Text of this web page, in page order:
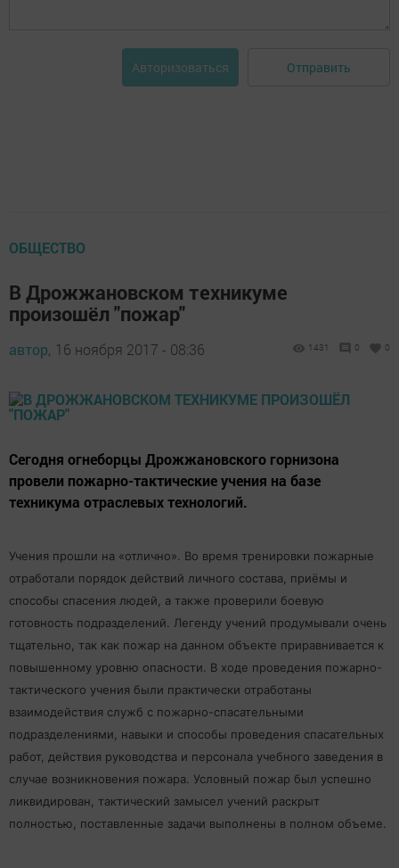
Авторизоваться Отправить
ОБЩЕСТВО
В Дрожжановском техникуме
произошёл "пожар"
автор, 16 ноября 2017 - 08:36 1431 0 0
Сегодня огнеборцы Дрожжановского горнизона
провели пожарно-тактические учения на базе
техникума отраслевых технологий.
Учения прошли на «отлично». Во время тренировки пожарные
отработали порядок действий личного состава, приёмы и
способы спасения людей, а также проверили боевую
готовность подразделений. Легенду учений продумывали очень
тщательно, так как пожар на данном объекте приравнивается к
повышенному уровню опасности. В ходе проведения пожарно-
тактического учения были практически отработаны
взаимодействия служб с пожарно-спасательными
подразделениями, навыки и способы проведения спасательных
работ, действия руководства и персонала учебного заведения в
случае возникновения пожара. Условный пожар был успешно
ликвидирован, тактический замысел учений раскрыт
полностью, поставленные задачи выполнены в полном объеме.